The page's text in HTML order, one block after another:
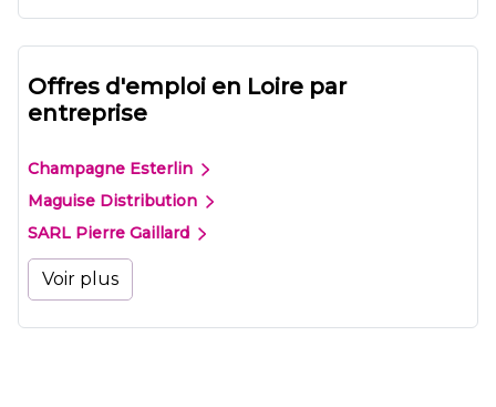
Offres d'emploi en Loire par
entreprise
Champagne Esterlin
Maguise Distribution
SARL Pierre Gaillard
Voir plus